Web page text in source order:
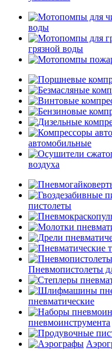
воды
грязной воды
автомобильные
воздуха
пистолеты
Пневмопистолеты
пневматические
пневмоинструмента